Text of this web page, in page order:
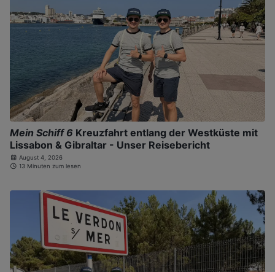
Mein Schiff 6 Kreuzfahrt entlang der Westküste mit
Lissabon & Gibraltar - Unser Reisebericht
August 4, 2026
13 Minuten zum lesen